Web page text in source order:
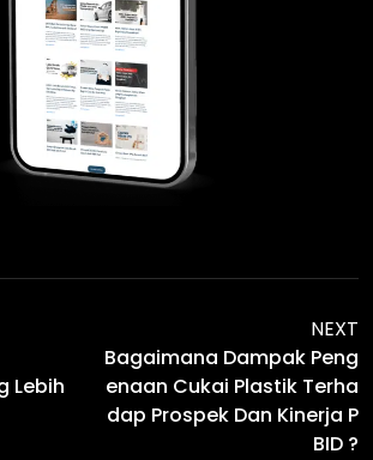
Lebih
NEXT
Bagaimana Dampak Peng
Enaan Cukai Plastik Terha
Dap Prospek Dan Kinerja P
BID ?